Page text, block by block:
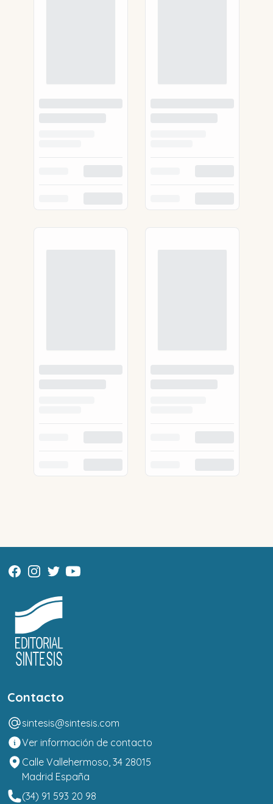
Contacto
sintesis@sintesis.com
Ver información de contacto
Calle Vallehermoso, 34 28015
Madrid España
(34) 91 593 20 98